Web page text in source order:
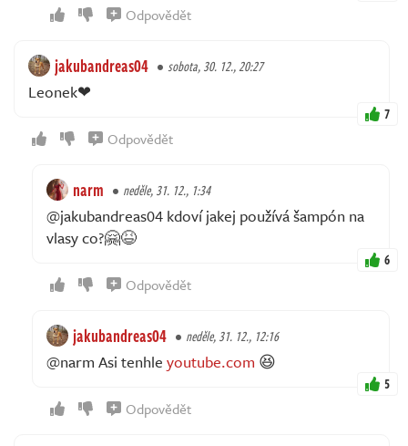
Odpovědět
jakubandreas04 sobota, 30. 12., 20:27
Leonek❤
7
Odpovědět
narm neděle, 31. 12., 1:34
@jakubandreas04 kdoví jakej používá šampón na
vlasy co?🤗😆
6
Odpovědět
jakubandreas04 neděle, 31. 12., 12:16
@narm Asi tenhle youtube.com 😆
5
Odpovědět